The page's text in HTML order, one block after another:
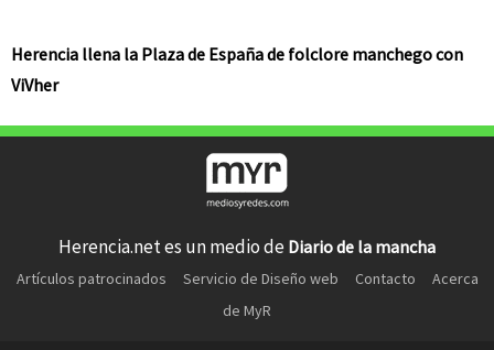
Herencia llena la Plaza de España de folclore manchego con
ViVher
Herencia.net es un medio de Diario de la mancha
Artículos patrocinados Servicio de Diseño web Contacto
Acerca
de MyR